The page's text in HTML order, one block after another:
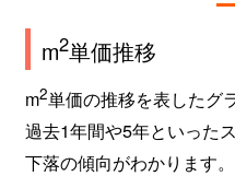
m2単価推移
m2単価の推移を表したグ
過去1年間や5年といった
下落の傾向がわかります。